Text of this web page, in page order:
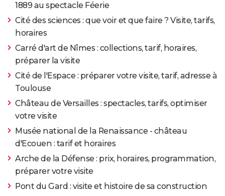
1889 au spectacle Féerie
Cité des sciences : que voir et que faire ? Visite, tarifs,
horaires
Carré d'art de Nîmes : collections, tarif, horaires,
préparer la visite
Cité de l'Espace : préparer votre visite, tarif, adresse à
Toulouse
Château de Versailles : spectacles, tarifs, optimiser
votre visite
Musée national de la Renaissance - château
d'Ecouen : tarif et horaires
Arche de la Défense : prix, horaires, programmation,
préparer votre visite
Pont du Gard : visite et histoire de sa construction